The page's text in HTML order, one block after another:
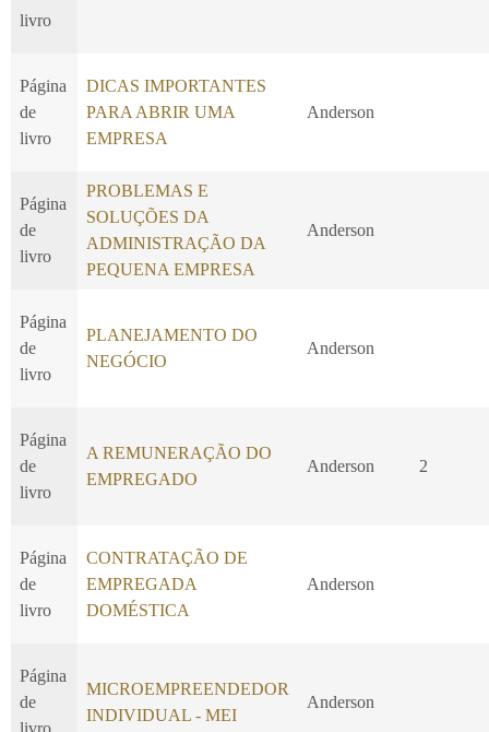
livro
Página
de
livro
DICAS IMPORTANTES
PARA ABRIR UMA
EMPRESA
Anderson
Página
de
livro
PROBLEMAS E
SOLUÇÕES DA
ADMINISTRAÇÃO DA
PEQUENA EMPRESA
Anderson
Página
de
livro
PLANEJAMENTO DO
NEGÓCIO
Anderson
Página
de
livro
A REMUNERAÇÃO DO
EMPREGADO
Anderson 2
Página
de
livro
CONTRATAÇÃO DE
EMPREGADA
DOMÉSTICA
Anderson
Página
de
MICROEMPREENDEDOR
INDIVIDUAL - MEI
Anderson